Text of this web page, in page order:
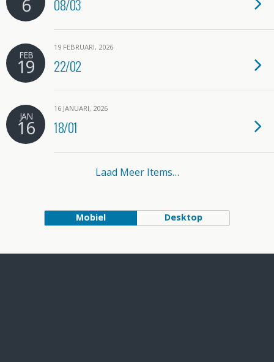
6 08/03
FEB
19
19 FEBRUARI, 2026
22/02
JAN
16
16 JANUARI, 2026
18/01
Laad Meer Items…
Mobiel Desktop